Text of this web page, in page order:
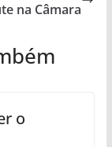
na Câmara
o